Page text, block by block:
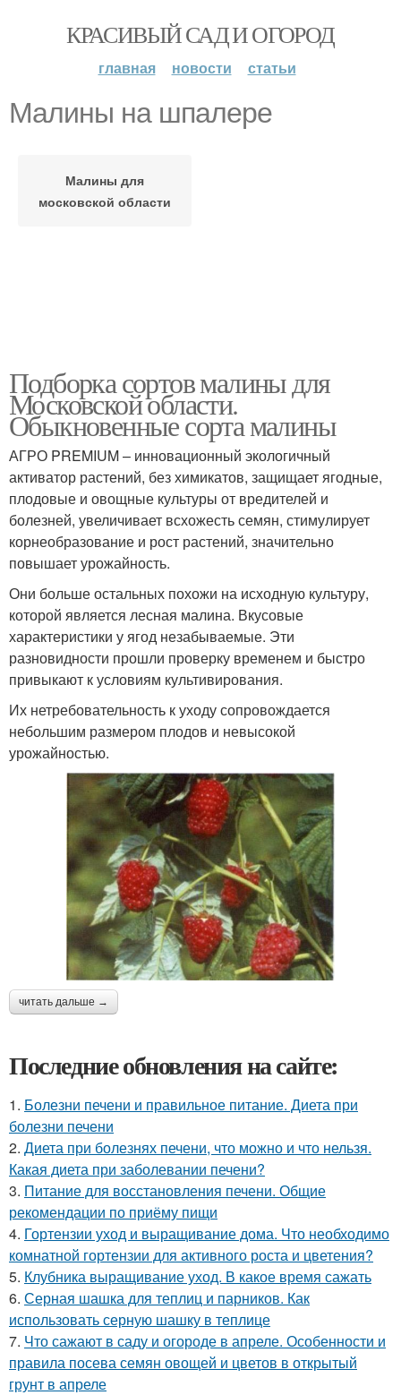
КРАСИВЫЙ САД И ОГОРОД
главная новости статьи
Малины на шпалере
Малины для
московской области
Подборка сортов малины для
Московской области.
Обыкновенные сорта малины
АГРО PREMIUM – инновационный экологичный
активатор растений, без химикатов, защищает ягодные,
плодовые и овощные культуры от вредителей и
болезней, увеличивает всхожесть семян, стимулирует
корнеобразование и рост растений, значительно
повышает урожайность.
Они больше остальных похожи на исходную культуру,
которой является лесная малина. Вкусовые
характеристики у ягод незабываемые. Эти
разновидности прошли проверку временем и быстро
привыкают к условиям культивирования.
Их нетребовательность к уходу сопровождается
небольшим размером плодов и невысокой
урожайностью.
читать дальше →
Последние обновления на сайте:
1. Болезни печени и правильное питание. Диета при
болезни печени
2. Диета при болезнях печени, что можно и что нельзя.
Какая диета при заболевании печени?
3. Питание для восстановления печени. Общие
рекомендации по приёму пищи
4. Гортензии уход и выращивание дома. Что необходимо
комнатной гортензии для активного роста и цветения?
5. Клубника выращивание уход. В какое время сажать
6. Серная шашка для теплиц и парников. Как
использовать серную шашку в теплице
7. Что сажают в саду и огороде в апреле. Особенности и
правила посева семян овощей и цветов в открытый
грунт в апреле